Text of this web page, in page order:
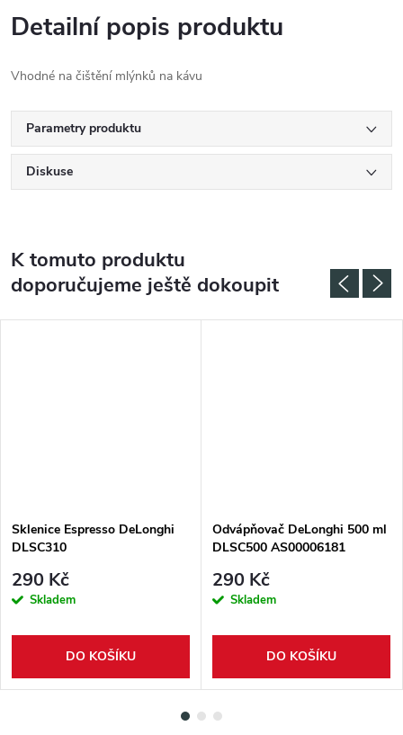
Detailní popis produktu
Vhodné na čištění mlýnků na kávu
Parametry produktu
Diskuse
K tomuto produktu
doporučujeme ještě dokoupit
Sklenice Espresso DeLonghi
DLSC310
290 Kč
Skladem
DO KOŠÍKU
Odvápňovač DeLonghi 500 ml
DLSC500 AS00006181
290 Kč
Skladem
DO KOŠÍKU